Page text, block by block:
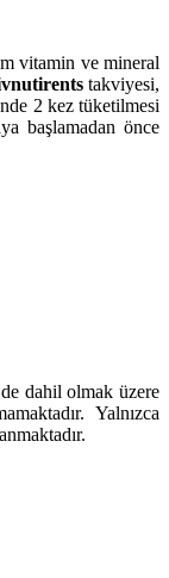
vitamin ve mineral
takviyesi,
2 kez tüketilmesi
başlamadan önce
dahil olmak üzere
Yalnızca